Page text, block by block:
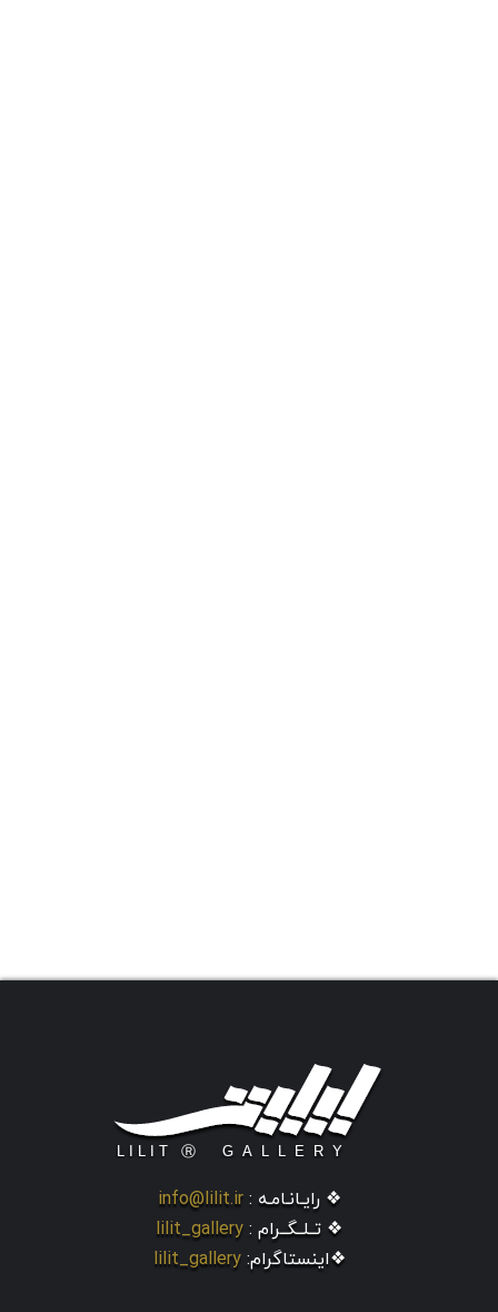
❖ رایـانـامـه : info@lilit.ir
❖ تــلــگــرام : lilit_gallery
❖اینستاگرام: lilit_gallery